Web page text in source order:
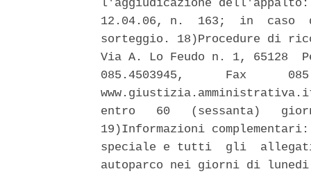
l'aggiudicazione
12.04.06, n.  163;  in
sorteggio. 18)Procedure di
Via A. Lo Feudo n. 1, 65128
085.4503945,      Fax
entro   60   (sessanta)
19)Informazioni
speciale e tutti  gli
autoparco nei giorni di